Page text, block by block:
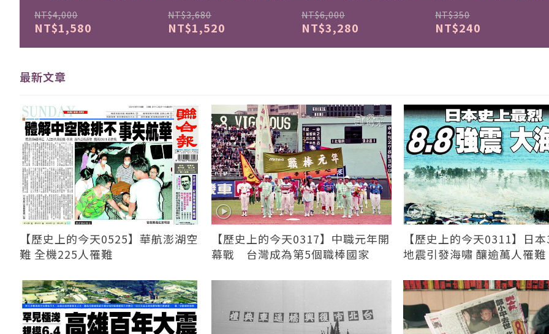
NT$4,000
NT$1,580
NT$3,680
NT$1,520
NT$6,000
NT$3,280
NT$350
NT$240
最新文章
【歷史上的今天0525】華航澎湖空
難 全機225人罹難
【歷史上的今天0317】中職元年開
幕戰 台灣成為第5個職棒國家
【歷史上的今天0311】日
地震引發海嘯 釀逾萬人罹難